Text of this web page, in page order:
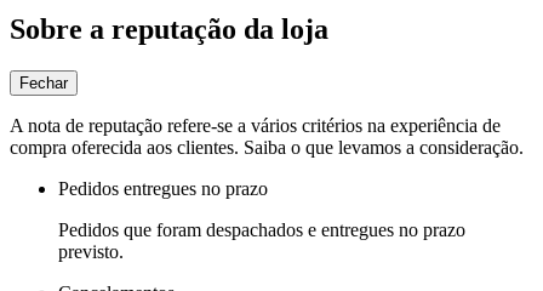
Sobre a reputação da loja
Fechar
A nota de reputação refere-se a vários critérios na experiência de
compra oferecida aos clientes. Saiba o que levamos a consideração.
Pedidos entregues no prazo
Pedidos que foram despachados e entregues no prazo
previsto.